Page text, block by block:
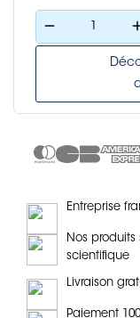
remove
Entreprise
Nos
scientifique
Livraison
Paiement